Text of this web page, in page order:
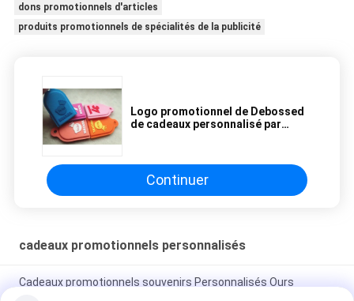
dons promotionnels d'articles
produits promotionnels de spécialités de la publicité
Logo promotionnel de Debossed
de cadeaux personnalisé par
Continuer
cadeaux promotionnels personnalisés
Cadeaux promotionnels souvenirs Personnalisés Ours